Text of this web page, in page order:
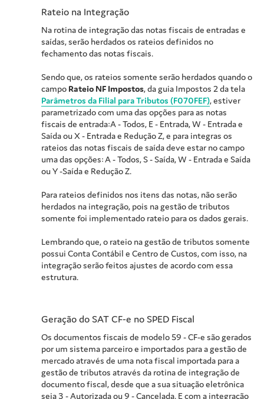
Rateio na Integração
Na rotina de integração das notas fiscais de entradas e
saídas, serão herdados os rateios definidos no
fechamento das notas fiscais.
Sendo que, os rateios somente serão herdados quando o
campo Rateio NF Impostos, da guia Impostos 2 da tela
Parâmetros da Filial para Tributos (F070FEF), estiver
parametrizado com uma das opções para as notas
fiscais de entrada:A - Todos, E - Entrada, W - Entrada e
Saída ou X - Entrada e Redução Z, e para integras os
rateios das notas fiscais de saída deve estar no campo
uma das opções: A - Todos, S - Saída, W - Entrada e Saída
ou Y -Saída e Redução Z.
Para rateios definidos nos itens das notas, não serão
herdados na integração, pois na gestão de tributos
somente foi implementado rateio para os dados gerais.
Lembrando que, o rateio na gestão de tributos somente
possui Conta Contábil e Centro de Custos, com isso, na
integração serão feitos ajustes de acordo com essa
estrutura.
Geração do SAT CF-e no SPED Fiscal
Os documentos fiscais de modelo 59 - CF-e são gerados
por um sistema parceiro e importados para a gestão de
mercado através de uma nota fiscal importada para a
gestão de tributos através da rotina de integração de
documento fiscal, desde que a sua situação eletrônica
seja 3 - Autorizada ou 9 - Cancelada. E com a integração